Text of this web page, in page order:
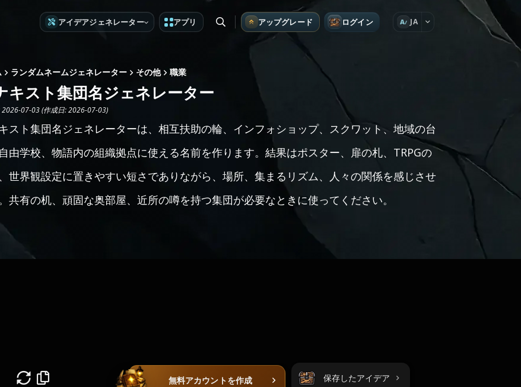
アイデアジェネレーター アプリ アップグレード ログイン A JA
ランダムネームジェネレーター その他 職業
キスト集団名ジェネレーター
2026-07-03 (作成日: 2026-07-03)
スト集団名ジェネレーターは、相互扶助の輪、インフォショップ、スクワット、地域の台
由学校、物語内の組織拠点に使える名前を作ります。結果はポスター、扉の札、TRPGの
世界観設定に置きやすい短さでありながら、場所、集まるリズム、人々の関係を感じさせ
共有の机、頑固な奥部屋、近所の噂を持つ集団が必要なときに使ってください。
無料アカウントを作成 保存したアイデア